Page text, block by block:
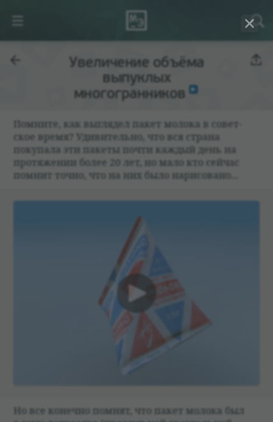
Увеличение объёма
выпуклых
многогранников
Пом­ните, как выгля­дел пакет молока в совет­
ское время? Уди­ви­тельно, что вся страна
покупала эти пакеты почти каж­дый день на
про­тяже­нии более 20 лет, но мало кто сей­час
пом­нит точно, что на них было нари­со­вано...
Но все конечно пом­нят, что пакет молока был